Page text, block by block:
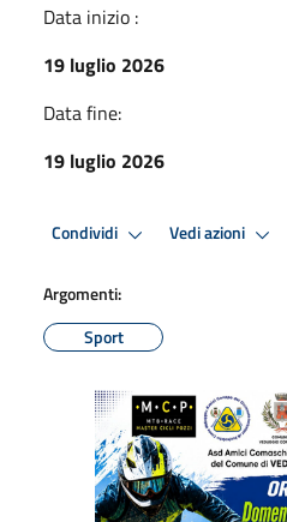
Data inizio :
19 luglio 2026
Data fine:
19 luglio 2026
Condividi Vedi azioni
Argomenti:
Sport